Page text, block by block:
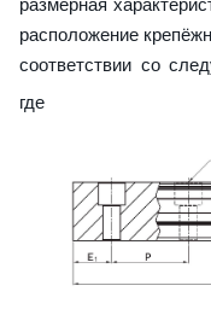
размерная
расположение
соответствии со
где